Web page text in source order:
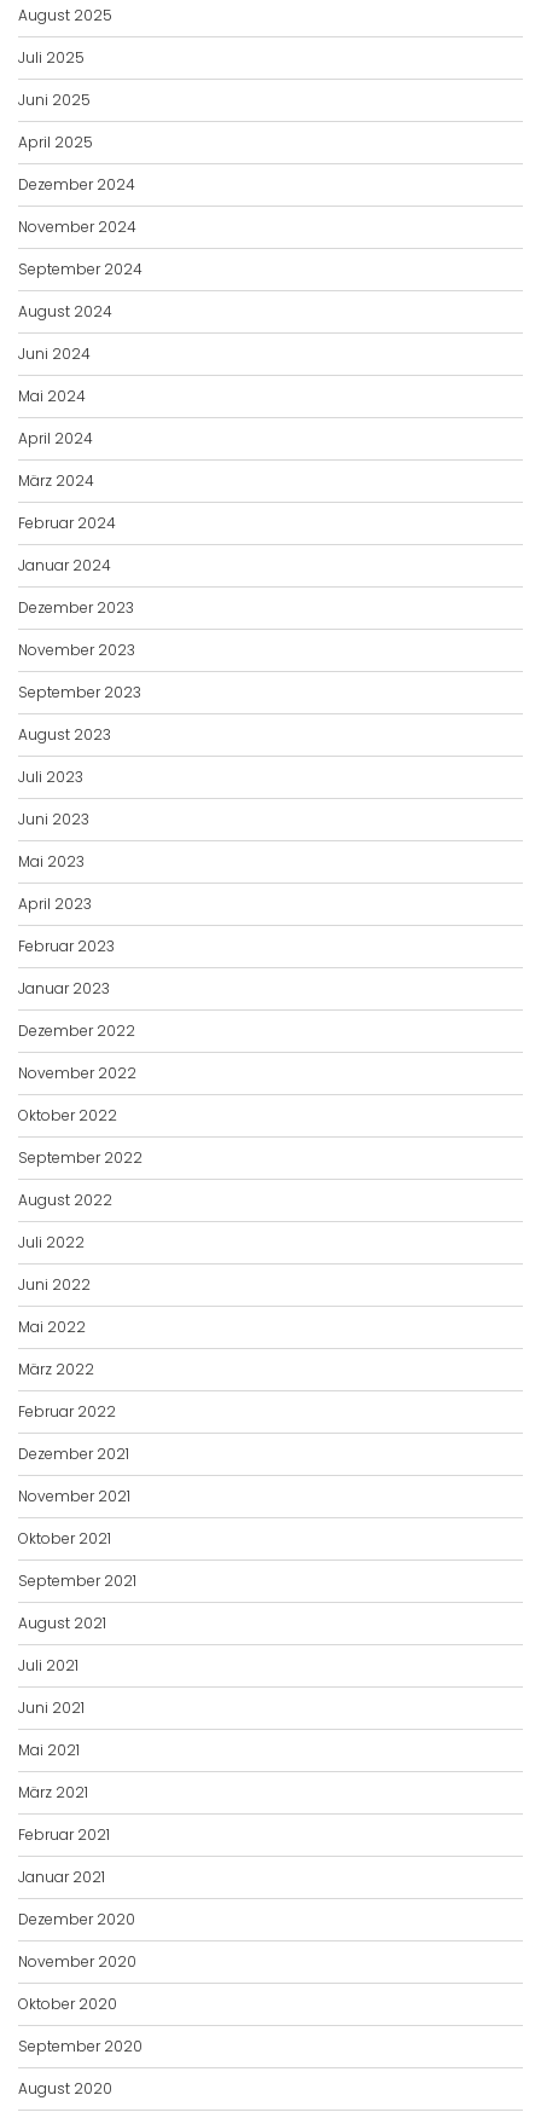
August 2025
Juli 2025
Juni 2025
April 2025
Dezember 2024
November 2024
September 2024
August 2024
Juni 2024
Mai 2024
April 2024
März 2024
Februar 2024
Januar 2024
Dezember 2023
November 2023
September 2023
August 2023
Juli 2023
Juni 2023
Mai 2023
April 2023
Februar 2023
Januar 2023
Dezember 2022
November 2022
Oktober 2022
September 2022
August 2022
Juli 2022
Juni 2022
Mai 2022
März 2022
Februar 2022
Dezember 2021
November 2021
Oktober 2021
September 2021
August 2021
Juli 2021
Juni 2021
Mai 2021
März 2021
Februar 2021
Januar 2021
Dezember 2020
November 2020
Oktober 2020
September 2020
August 2020